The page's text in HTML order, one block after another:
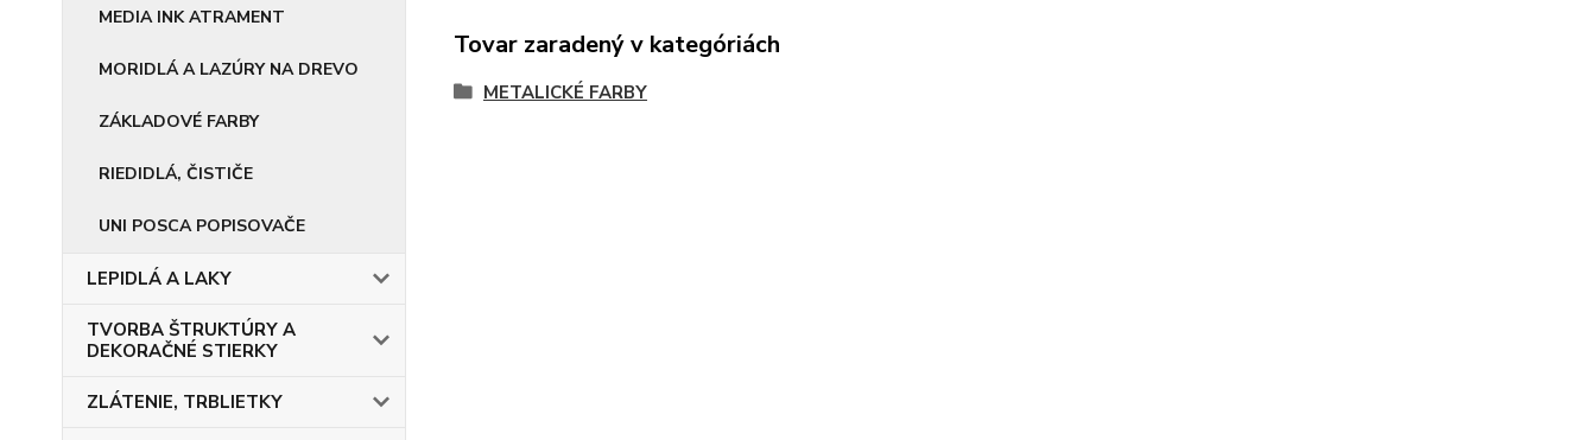
MEDIA INK ATRAMENT
MORIDLÁ A LAZÚRY NA DREVO
ZÁKLADOVÉ FARBY
RIEDIDLÁ, ČISTIČE
UNI POSCA POPISOVAČE
LEPIDLÁ A LAKY
TVORBA ŠTRUKTÚRY A
DEKORAČNÉ STIERKY
ZLÁTENIE, TRBLIETKY
Tovar zaradený v kategóriách
METALICKÉ FARBY